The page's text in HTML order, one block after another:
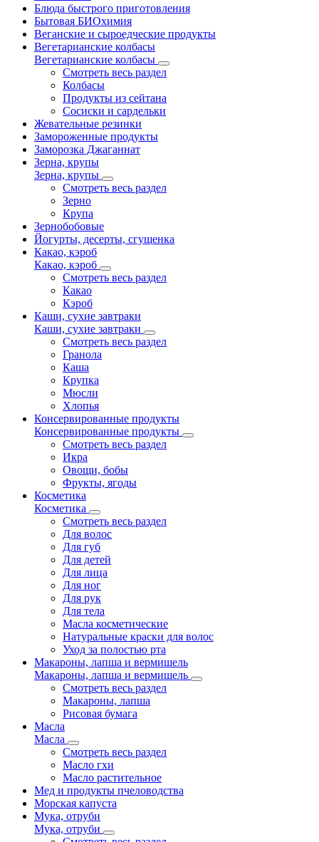
Блюда быстрого приготовления
Бытовая БИОхимия
Веганские и сыроедческие продукты
Вегетарианские колбасы
Вегетарианские колбасы
Смотреть весь раздел
Колбасы
Продукты из сейтана
Сосиски и сардельки
Жевательные резинки
Замороженные продукты
Заморозка Джаганнат
Зерна, крупы
Зерна, крупы
Смотреть весь раздел
Зерно
Крупа
Зернобобовые
Йогурты, десерты, сгущенка
Какао, кэроб
Какао, кэроб
Смотреть весь раздел
Какао
Кэроб
Каши, сухие завтраки
Каши, сухие завтраки
Смотреть весь раздел
Гранола
Каша
Крупка
Мюсли
Хлопья
Консервированные продукты
Консервированные продукты
Смотреть весь раздел
Икра
Овощи, бобы
Фрукты, ягоды
Косметика
Косметика
Смотреть весь раздел
Для волос
Для губ
Для детей
Для лица
Для ног
Для рук
Для тела
Масла косметические
Натуральные краски для волос
Уход за полостью рта
Макароны, лапша и вермишель
Макароны, лапша и вермишель
Смотреть весь раздел
Макароны, лапша
Рисовая бумага
Масла
Масла
Смотреть весь раздел
Масло гхи
Масло растительное
Мед и продукты пчеловодства
Морская капуста
Мука, отруби
Мука, отруби